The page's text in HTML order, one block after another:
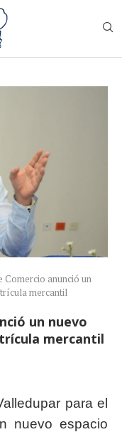
Comercio anunció un
mercantil
un nuevo
mercantil
para el
nuevo espacio